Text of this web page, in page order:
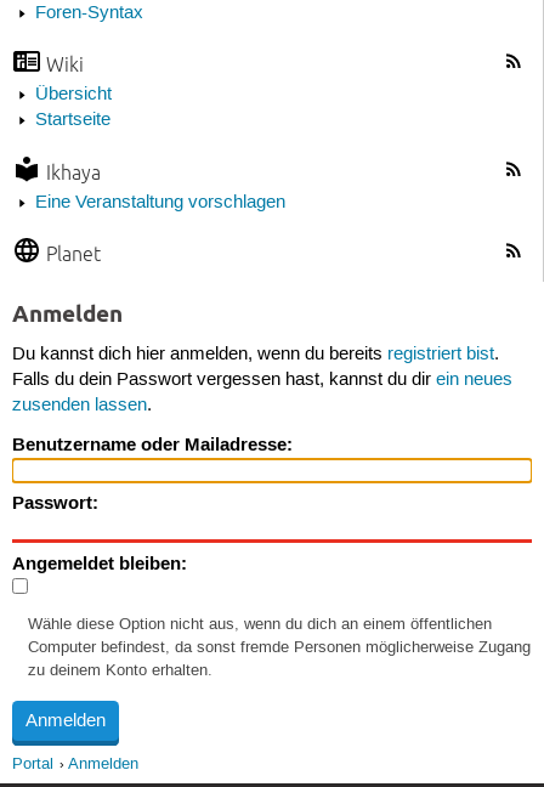
Foren-Syntax
Wiki
Übersicht
Startseite
Ikhaya
Eine Veranstaltung vorschlagen
Planet
Anmelden
Du kannst dich hier anmelden, wenn du bereits registriert bist.
Falls du dein Passwort vergessen hast, kannst du dir ein neues
zusenden lassen.
Benutzername oder Mailadresse:
Passwort:
Angemeldet bleiben:
Wähle diese Option nicht aus, wenn du dich an einem öffentlichen
Computer befindest, da sonst fremde Personen möglicherweise Zugang
zu deinem Konto erhalten.
Portal Anmelden